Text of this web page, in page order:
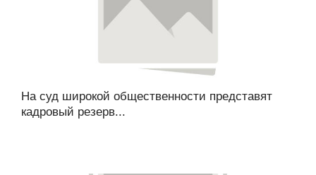
На суд широкой общественности представят
кадровый резерв...